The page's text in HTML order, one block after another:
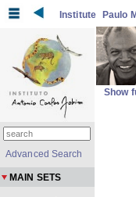
Institute Paulo
Show
Advanced Search
MAIN SETS